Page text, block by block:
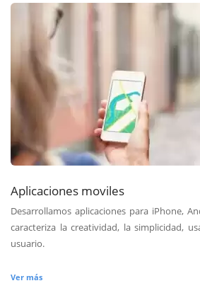
Aplicaciones moviles
Desarrollamos aplicaciones para iPhone,
caracteriza la creatividad, la simplicidad,
usuario.
Ver más